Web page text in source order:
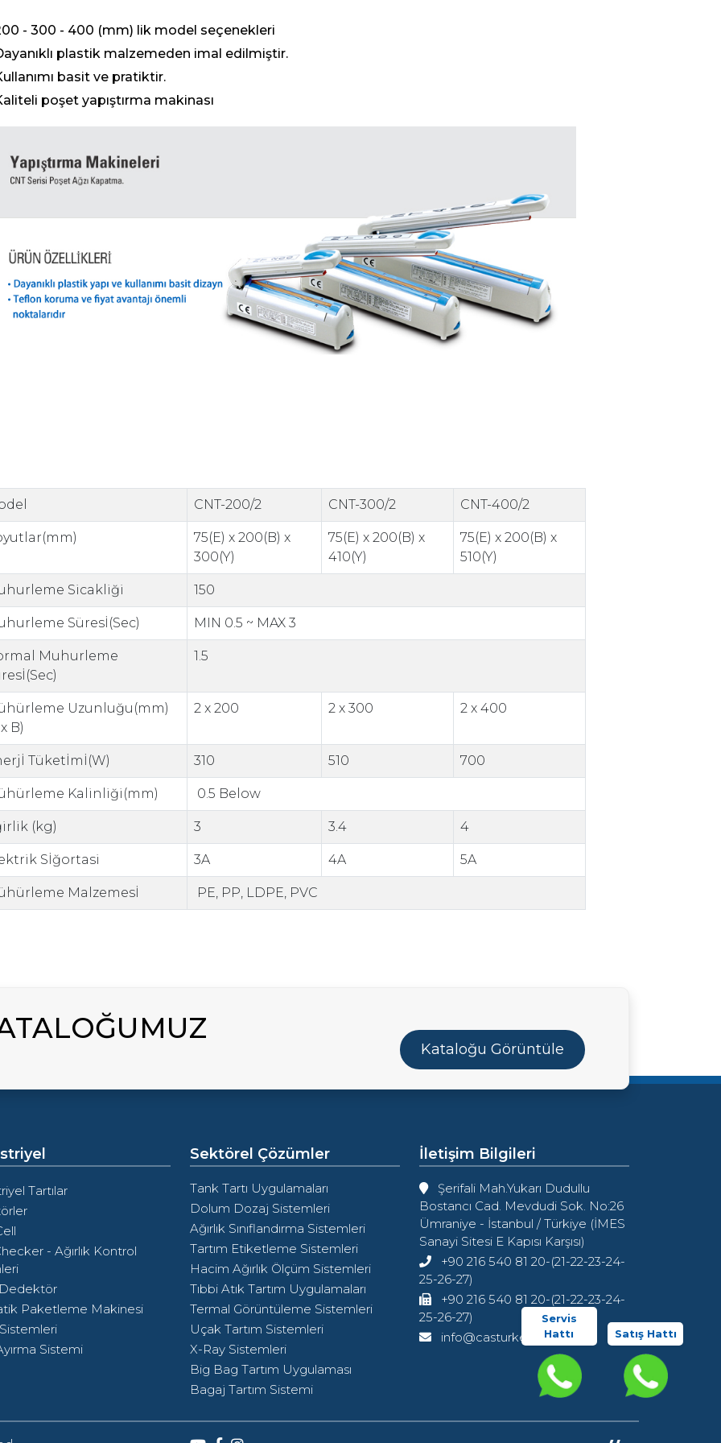
- 300 - 400 (mm) lik model seçenekleri
plastik malzemeden imal edilmiştir.
basit ve pratiktir.
poşet yapıştırma makinası
CNT-200/2 CNT-300/2 CNT-400/2
75(E) x 200(B) x
300(Y)
75(E) x 200(B) x
410(Y)
75(E) x 200(B) x
510(Y)
Sicakliği 150
Süresİ(Sec) MIN 0.5 ~ MAX 3
Muhurleme
1.5
Uzunluğu(mm)
B)
2 x 200 2 x 300 2 x 400
Tüketİmİ(W) 310 510 700
Kalinliği(mm) 0.5 Below
(kg) 3 3.4 4
Sİğortasi 3A 4A 5A
Malzemesİ PE, PP, LDPE, PVC
Kataloğu Görüntüle
Tartılar
- Ağırlık Kontrol
Paketleme Makinesi
Sistemi
Sektörel Çözümler
Tank Tartı Uygulamaları
Dolum Dozaj Sistemleri
Ağırlık Sınıflandırma Sistemleri
Tartım Etiketleme Sistemleri
Hacim Ağırlık Ölçüm Sistemleri
Tıbbi Atık Tartım Uygulamaları
Termal Görüntüleme Sistemleri
Uçak Tartım Sistemleri
X-Ray Sistemleri
Big Bag Tartım Uygulaması
Bagaj Tartım Sistemi
İletişim Bilgileri
Şerifali Mah.Yukarı Dudullu
Bostancı Cad. Mevdudi Sok. No:26
Ümraniye - İstanbul / Türkiye (İMES
Sanayi Sitesi E Kapısı Karşısı)
+90 216 540 81 20-(21-22-23-24-
25-26-27)
+90 216 540 81 20-(21-22-23-24-
25-26-27)
info@casturkey.com
Satış Hattı
Servis
Hattı